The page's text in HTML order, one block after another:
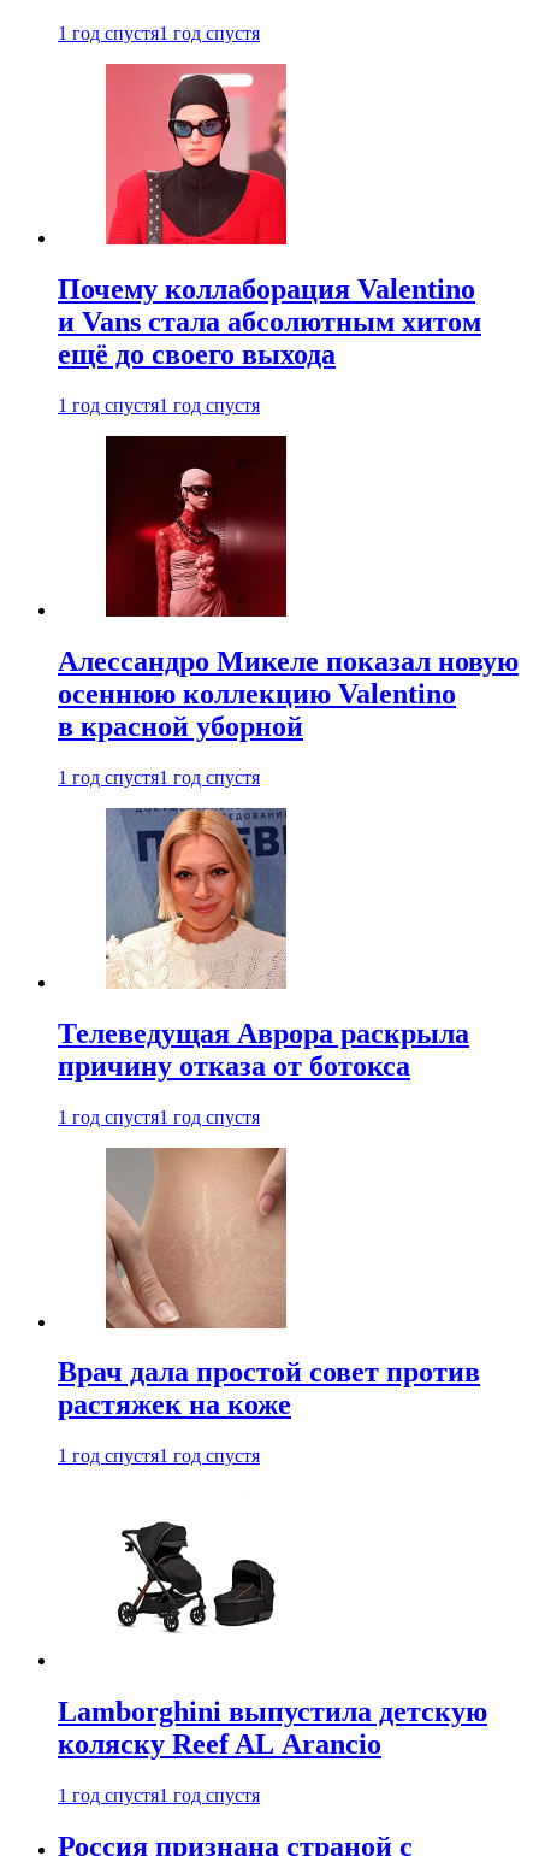
1 год спустя1 год спустя
Почему коллаборация Valentino
и Vans стала абсолютным хитом
ещё до своего выхода
1 год спустя1 год спустя
Алессандро Микеле показал новую
осеннюю коллекцию Valentino
в красной уборной
1 год спустя1 год спустя
Телеведущая Аврора раскрыла
причину отказа от ботокса
1 год спустя1 год спустя
Врач дала простой совет против
растяжек на коже
1 год спустя1 год спустя
Lamborghini выпустила детскую
коляску Reef AL Arancio
1 год спустя1 год спустя
Россия признана страной с